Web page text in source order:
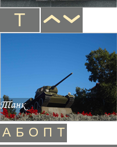
Т
Танк
А Б О П Т